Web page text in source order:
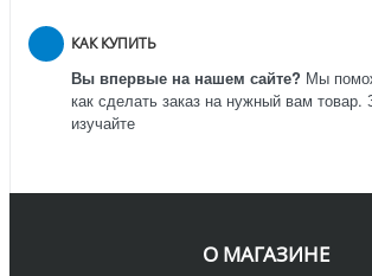
КАК КУПИТЬ
Вы впервые на нашем сайте? Мы
как сделать заказ на нужный вам товар.
изучайте
О МАГАЗИНЕ